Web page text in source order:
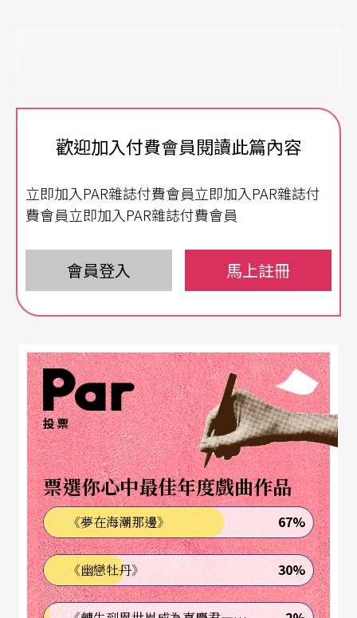
歡迎加入付費會員閱讀此篇內容
立即加入PAR雜誌付費會員立即加入PAR雜誌付
費會員立即加入PAR雜誌付費會員
會員登入 馬上註冊
投票
票選你心中最佳年度戲曲作品
《夢在海潮那邊》 67%
《幽戀牡丹》 30%